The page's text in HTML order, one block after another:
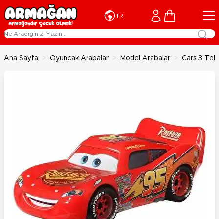
İçeriğe geç
TR Cart
Ana Sayfa > Oyuncak Arabalar > Model Arabalar > Cars 3